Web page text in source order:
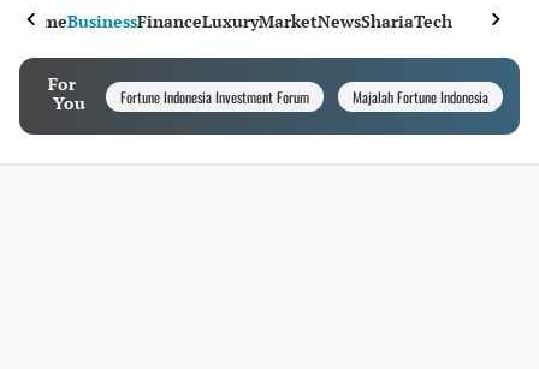
HomeBusinessFinanceLuxuryMarketNewsShariaTech
For
You
Fortune Indonesia Investment Forum Majalah Fortune Indonesia